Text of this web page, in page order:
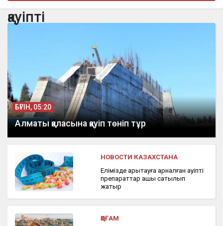
бүгін, 11:56
«Бұрынғы енем менен 25 миллион теңге талап етіп отыр»:
қауіпті
БҮГІН, 05:20
Алматы қаласына қауіп төніп тұр
НОВОСТИ КАЗАХСТАНА
Елімізде арықтауға арналған қауіпті
препараттар ашық сатылып
жатыр
ҚОҒАМ